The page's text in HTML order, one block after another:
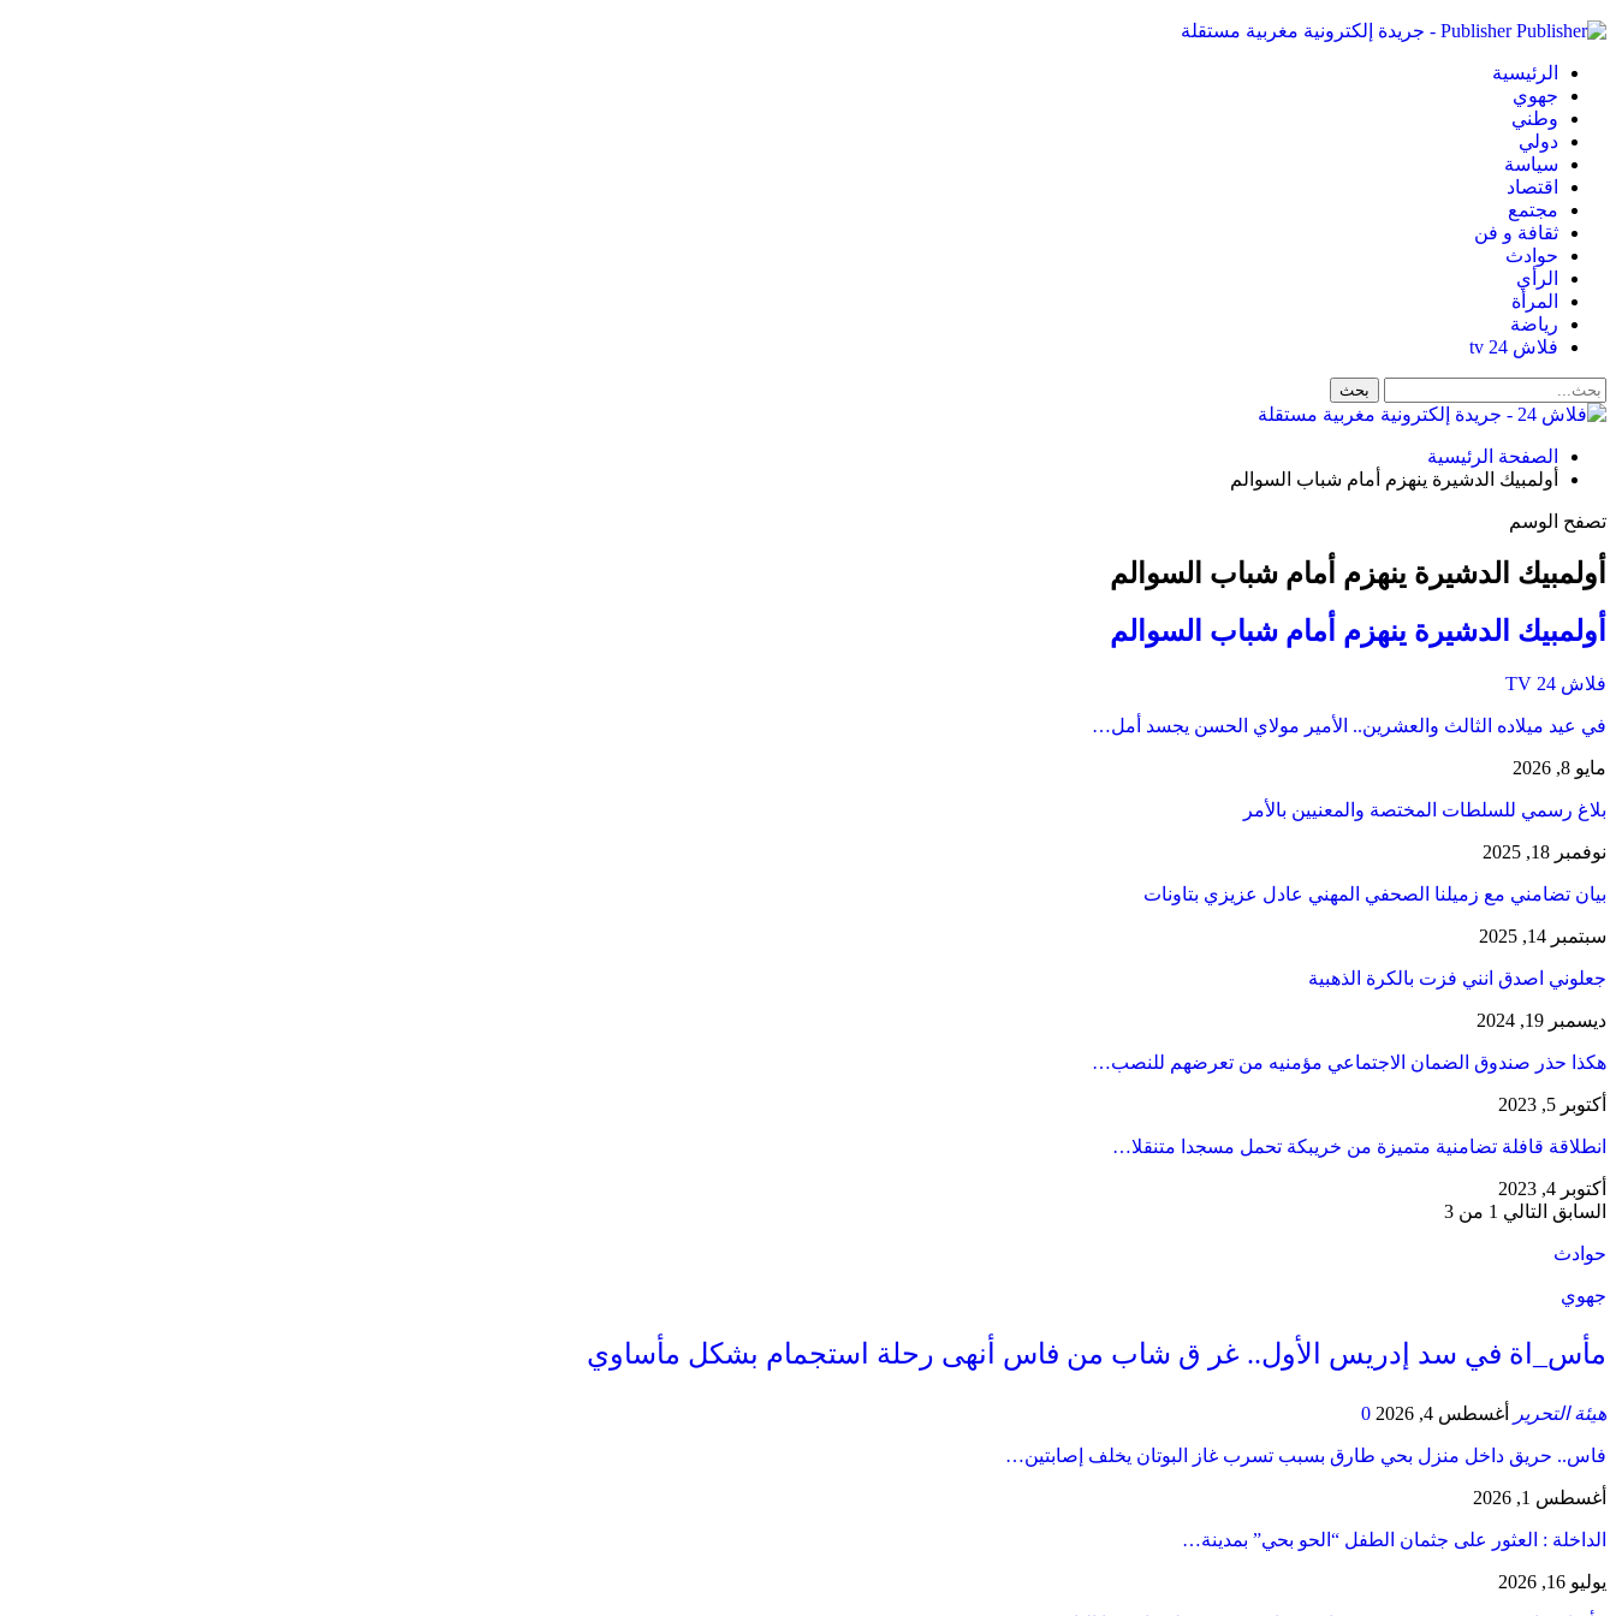
Publisher - جريدة إلكترونية مغربية مستقلة
الرئيسية
جهوي
وطني
دولي
سياسة
اقتصاد
مجتمع
ثقافة و فن
حوادث
الرأي
المرأة
رياضة
فلاش 24 tv
الصفحة الرئيسية
أولمبيك الدشيرة ينهزم أمام شباب السوالم
تصفح الوسم
أولمبيك الدشيرة ينهزم أمام شباب السوالم
أولمبيك الدشيرة ينهزم أمام شباب السوالم
فلاش 24 TV
في عيد ميلاده الثالث والعشرين.. الأمير مولاي الحسن يجسد أمل…
مايو 8, 2026
بلاغ رسمي للسلطات المختصة والمعنيين بالأمر
نوفمبر 18, 2025
بيان تضامني مع زميلنا الصحفي المهني عادل عزيزي بتاونات
سبتمبر 14, 2025
جعلوني اصدق انني فزت بالكرة الذهبية
ديسمبر 19, 2024
هكذا حذر صندوق الضمان الاجتماعي مؤمنيه من تعرضهم للنصب…
أكتوبر 5, 2023
انطلاقة قافلة تضامنية متميزة من خريبكة تحمل مسجدا متنقلا…
أكتوبر 4, 2023
السابق التالي 1 من 3
حوادث
جهوي
مأس_اة في سد إدريس الأول.. غر ق شاب من فاس أنهى رحلة استجمام بشكل مأساوي
هيئة التحرير أغسطس 4, 2026 0
فاس.. حريق داخل منزل بحي طارق بسبب تسرب غاز البوتان يخلف إصابتين…
أغسطس 1, 2026
​الداخلة : العثور على جثمان الطفل “الحو بحي” بمدينة…
يوليو 16, 2026